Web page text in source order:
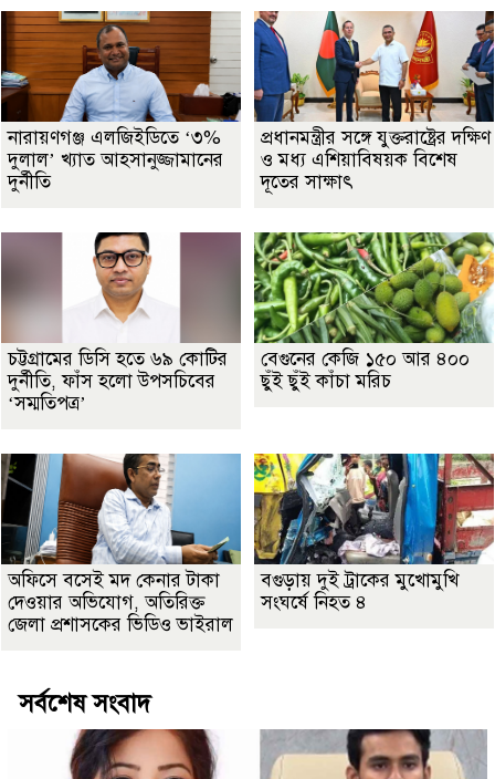
নারায়ণগঞ্জ এলজিইডিতে ‘৩%
দুলাল’ খ্যাত আহসানুজ্জামানের
দুর্নীতি
প্রধানমন্ত্রীর সঙ্গে যুক্তরাষ্ট্রের দক্ষিণ
ও মধ্য এশিয়াবিষয়ক বিশেষ
দূতের সাক্ষাৎ
চট্টগ্রামের ডিসি হতে ৬৯ কোটির
দুর্নীতি, ফাঁস হলো উপসচিবের
‘সম্মতিপত্র’
বেগুনের কেজি ১৫০ আর ৪০০
ছুঁই ছুঁই কাঁচা মরিচ
অফিসে বসেই মদ কেনার টাকা
দেওয়ার অভিযোগ, অতিরিক্ত
জেলা প্রশাসকের ভিডিও ভাইরাল
বগুড়ায় দুই ট্রাকের মুখোমুখি
সংঘর্ষে নিহত ৪
সর্বশেষ সংবাদ